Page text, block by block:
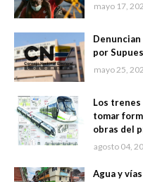
mayo 17,
por
mayo 25,
Los trenes
tomar
obras del
agosto 04,
Agua y